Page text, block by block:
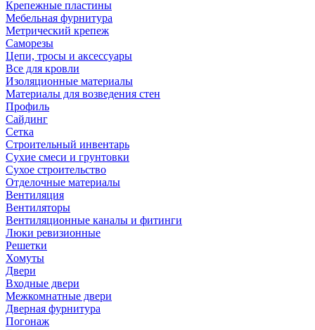
Крепежные пластины
Мебельная фурнитура
Метрический крепеж
Саморезы
Цепи, тросы и аксессуары
Все для кровли
Изоляционные материалы
Материалы для возведения стен
Профиль
Сайдинг
Сетка
Строительный инвентарь
Сухие смеси и грунтовки
Сухое строительство
Отделочные материалы
Вентиляция
Вентиляторы
Вентиляционные каналы и фитинги
Люки ревизионные
Решетки
Хомуты
Двери
Входные двери
Межкомнатные двери
Дверная фурнитура
Погонаж